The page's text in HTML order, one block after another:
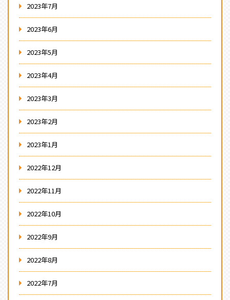
2023年7月
2023年6月
2023年5月
2023年4月
2023年3月
2023年2月
2023年1月
2022年12月
2022年11月
2022年10月
2022年9月
2022年8月
2022年7月